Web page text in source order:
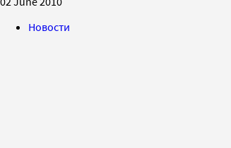
Новости